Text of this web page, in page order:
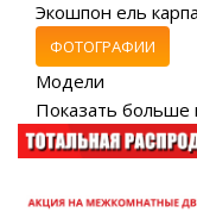
Экошпон ель
ФОТОГРАФИИ
Модели
Показать больше